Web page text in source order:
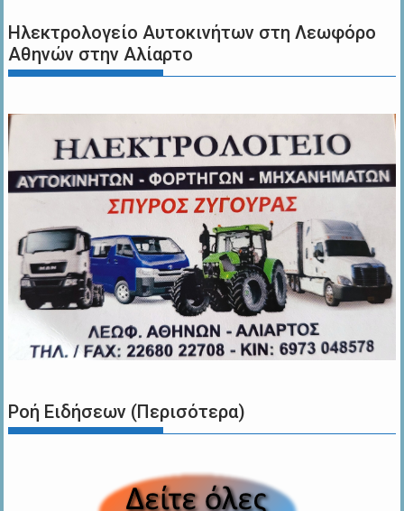
Ηλεκτρολογείο Αυτοκινήτων στη Λεωφόρο
Αθηνών στην Αλίαρτο
Ροή Ειδήσεων (Περισότερα)